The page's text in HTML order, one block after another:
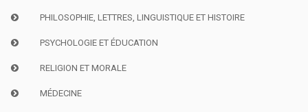
PHILOSOPHIE, LETTRES, LINGUISTIQUE ET HISTOIRE
PSYCHOLOGIE ET ÉDUCATION
RELIGION ET MORALE
MÉDECINE